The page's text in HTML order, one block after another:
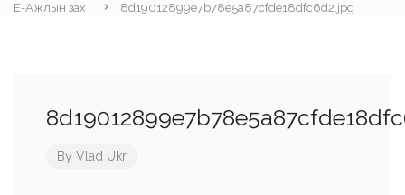
Е-Ажлын зах 8d19012899e7b78e5a87cfde18dfc6d2.jpg
By Vlad Ukr